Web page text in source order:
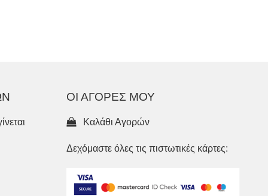
ΟΙ ΑΓΟΡΕΣ ΜΟΥ
Καλάθι Αγορών
Δεχόμαστε όλες τις πιστωτικές κάρτες: